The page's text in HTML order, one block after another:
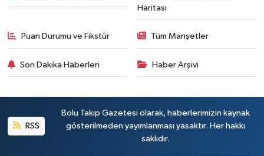
Haritası
Puan Durumu ve Fikstür Tüm Manşetler
Son Dakika Haberleri Haber Arşivi
RSS
Bolu Takip Gazetesi olarak, haberlerimizin kaynak
gösterilmeden yayımlanması yasaktır. Her hakkı
saklıdır.